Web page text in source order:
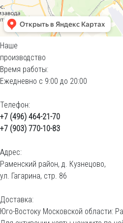
Наше
производство
Время работы:
Ежедневно с 9:00 до 20:00
Телефон:
+7 (496) 464-21-70
+7 (903) 770-10-83
Адрес:
Раменский район, д. Кузнецово,
ул. Гагарина, стр. 86
Доставка:
Юго-Востоку Московской области: